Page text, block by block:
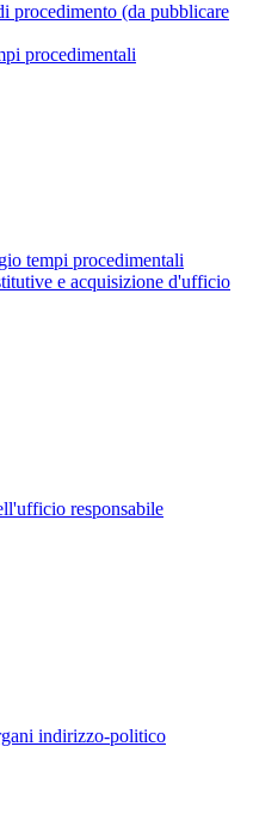
procedimento (da pubblicare
procedimentali
tempi procedimentali
e acquisizione d'ufficio
responsabile
indirizzo-politico